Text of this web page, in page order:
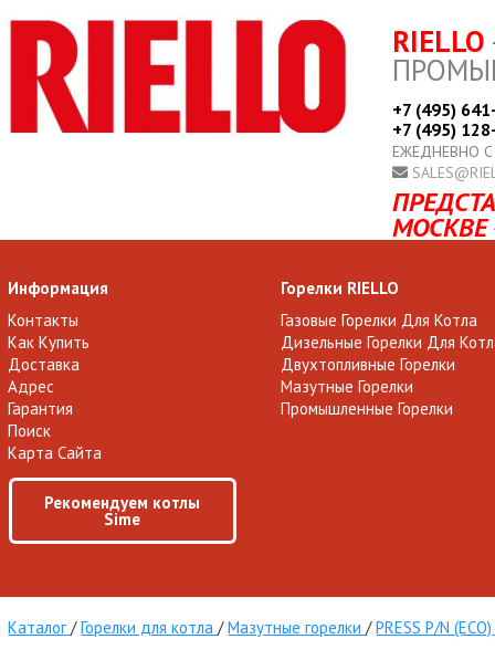
RIELLO
+7 (495)
+7 (495)
ЕЖЕДНЕВНО
МОСКВЕ
Информация
Контакты
Как Купить
Доставка
Адрес
Гарантия
Поиск
Карта Сайта
Рекомендуем котлы
Sime
Горелки RIELLO
Газовые Горелки Для Котла
Дизельные Горелки Для
Двухтопливные Горелки
Мазутные Горелки
Промышленные Горелки
Каталог /Горелки для котла /Мазутные горелки /PRESS P/N (ECO)